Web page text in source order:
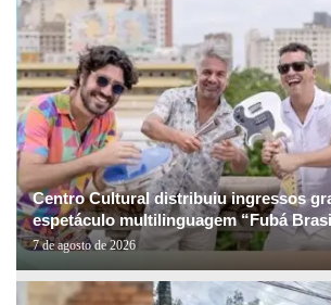
Centro Cultural distribuiu ingressos
espetáculo multilinguagem “Fubá
7 de agosto de 2026